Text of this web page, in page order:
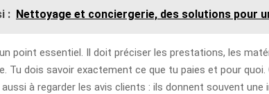
: Nettoyage et conciergerie, des solutions pour
point essentiel. Il doit préciser les prestations, les
Tu dois savoir exactement ce que tu paies et pour
aussi à regarder les avis clients : ils donnent souvent